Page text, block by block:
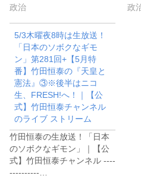
政治
政
5/3木曜夜8時は生放送！
「日本のソボクなギモ
ン」第281回+【5月特
番】竹田恒泰の『天皇と
憲法』③※後半はニコ
生、FRESH!へ！｜【公
式】竹田恒泰チャンネル
のライブ ストリーム
竹田恒泰の生放送！「日本
のソボクなギモン」｜【公
式】竹田恒泰チャンネル ----
----------…